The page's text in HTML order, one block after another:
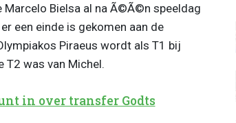
Bielsa al na Ã©Ã©n speeldag
een einde is gekomen aan de
Piraeus wordt als T1 bij
T2 was van Michel.
in over transfer Godts